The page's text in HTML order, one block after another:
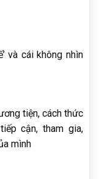
và cái không nhìn
tiện, cách thức
cận, tham gia,
mình